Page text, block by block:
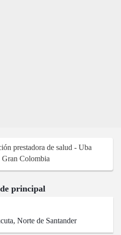
prestadora de salud - Uba
Colombia
principal
Norte de Santander